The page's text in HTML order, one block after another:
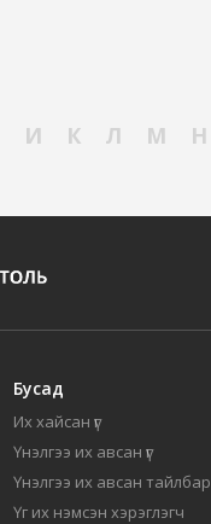
И К Л М Н
Бусад
Их хайсан үг
Үнэлгээ их авсан үг
Үнэлгээ их авсан тайлбар
Үг их нэмсэн хэрэглэгч